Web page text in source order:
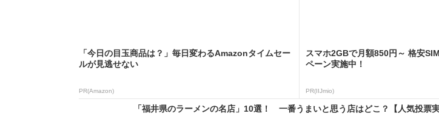
「今日の目玉商品は？」毎日変わるAmazonタイムセー
ルが見逃せない
PR(Amazon)
スマホ2GBで月額850円～ 格安
ペーン実施中！
PR(IIJmio)
「福井県のラーメンの名店」10選！ 一番うまいと思う店はどこ？【人気投票実